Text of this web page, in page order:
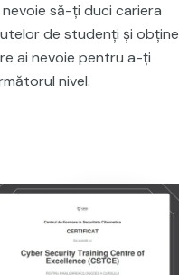
să-ți duci cariera
de studenți și obține
ai nevoie pentru a-ți
nivel.